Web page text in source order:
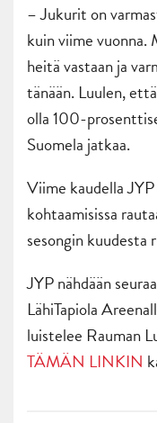
– Jukurit on
kuin viime
heitä vastaan ja
tänään. Luulen,
olla 100-
Suomela jatkaa.
Viime kaudella
kohtaamisissa
sesongin kuudesta
JYP nähdään
LähiTapiola
luistelee Rauman
TÄMÄN LINKIN